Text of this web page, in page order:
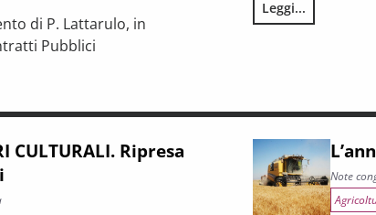
di P. Lattarulo, in
Pubblici
congiunturale e trasformazioni strutturali del
Leggi...
LA CONGIUNTURA
CULTURALI. Ripresa
Note